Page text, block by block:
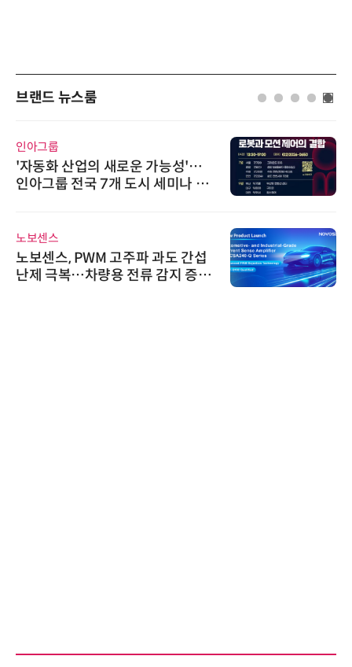
브랜드 뉴스룸
인아그룹
'자동화 산업의 새로운 가능성'…
인아그룹 전국 7개 도시 세미나 페
노보센스
노보센스, PWM 고주파 과도 간섭
난제 극복…차량용 전류 감지 증폭